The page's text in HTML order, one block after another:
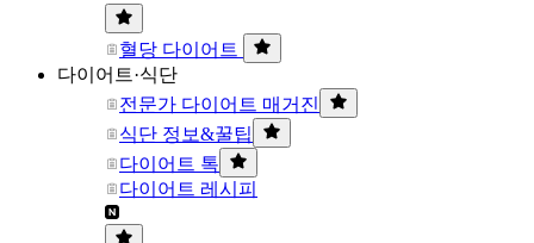
혈당 다이어트
다이어트·식단
전문가 다이어트 매거진
식단 정보&꿀팁
다이어트 톡
다이어트 레시피